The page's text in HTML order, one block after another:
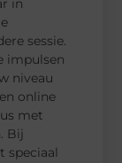
sessie.
impulsen
niveau
online
met
Bij
speciaal